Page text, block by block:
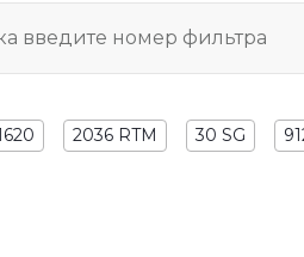
2036 RTM 30 SG